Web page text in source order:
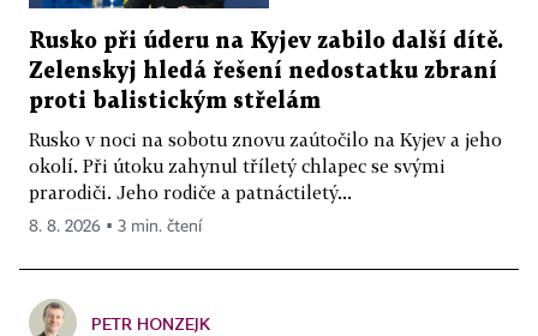
Rusko při úderu na Kyjev zabilo další dítě.
Zelenskyj hledá řešení nedostatku zbraní
proti balistickým střelám
Rusko v noci na sobotu znovu zaútočilo na Kyjev a jeho
okolí. Při útoku zahynul tříletý chlapec se svými
prarodiči. Jeho rodiče a patnáctiletý...
8. 8. 2026 ▪ 3 min. čtení
PETR HONZEJK